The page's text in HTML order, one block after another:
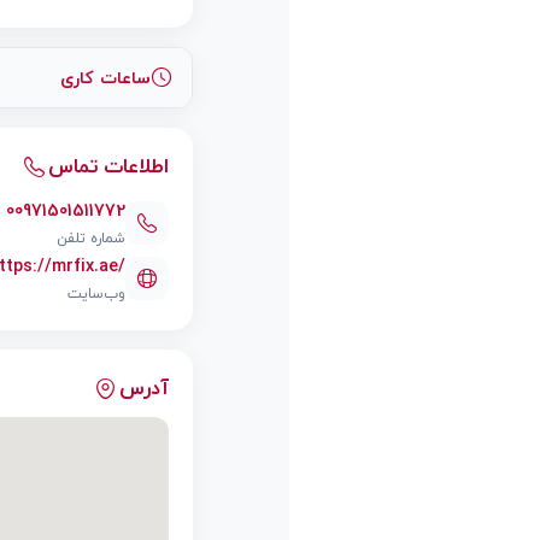
ساعات کاری
اطلاعات تماس
00971501511772
شماره تلفن
mrfix.ae/
وب‌سایت
آدرس